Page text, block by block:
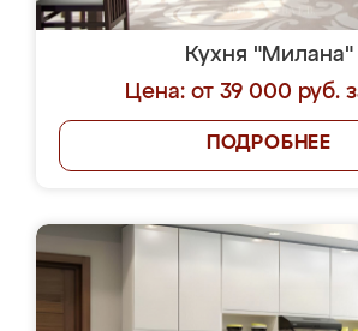
Кухня "Милана"
Цена: от 39 000 руб.
ПОДРОБНЕЕ